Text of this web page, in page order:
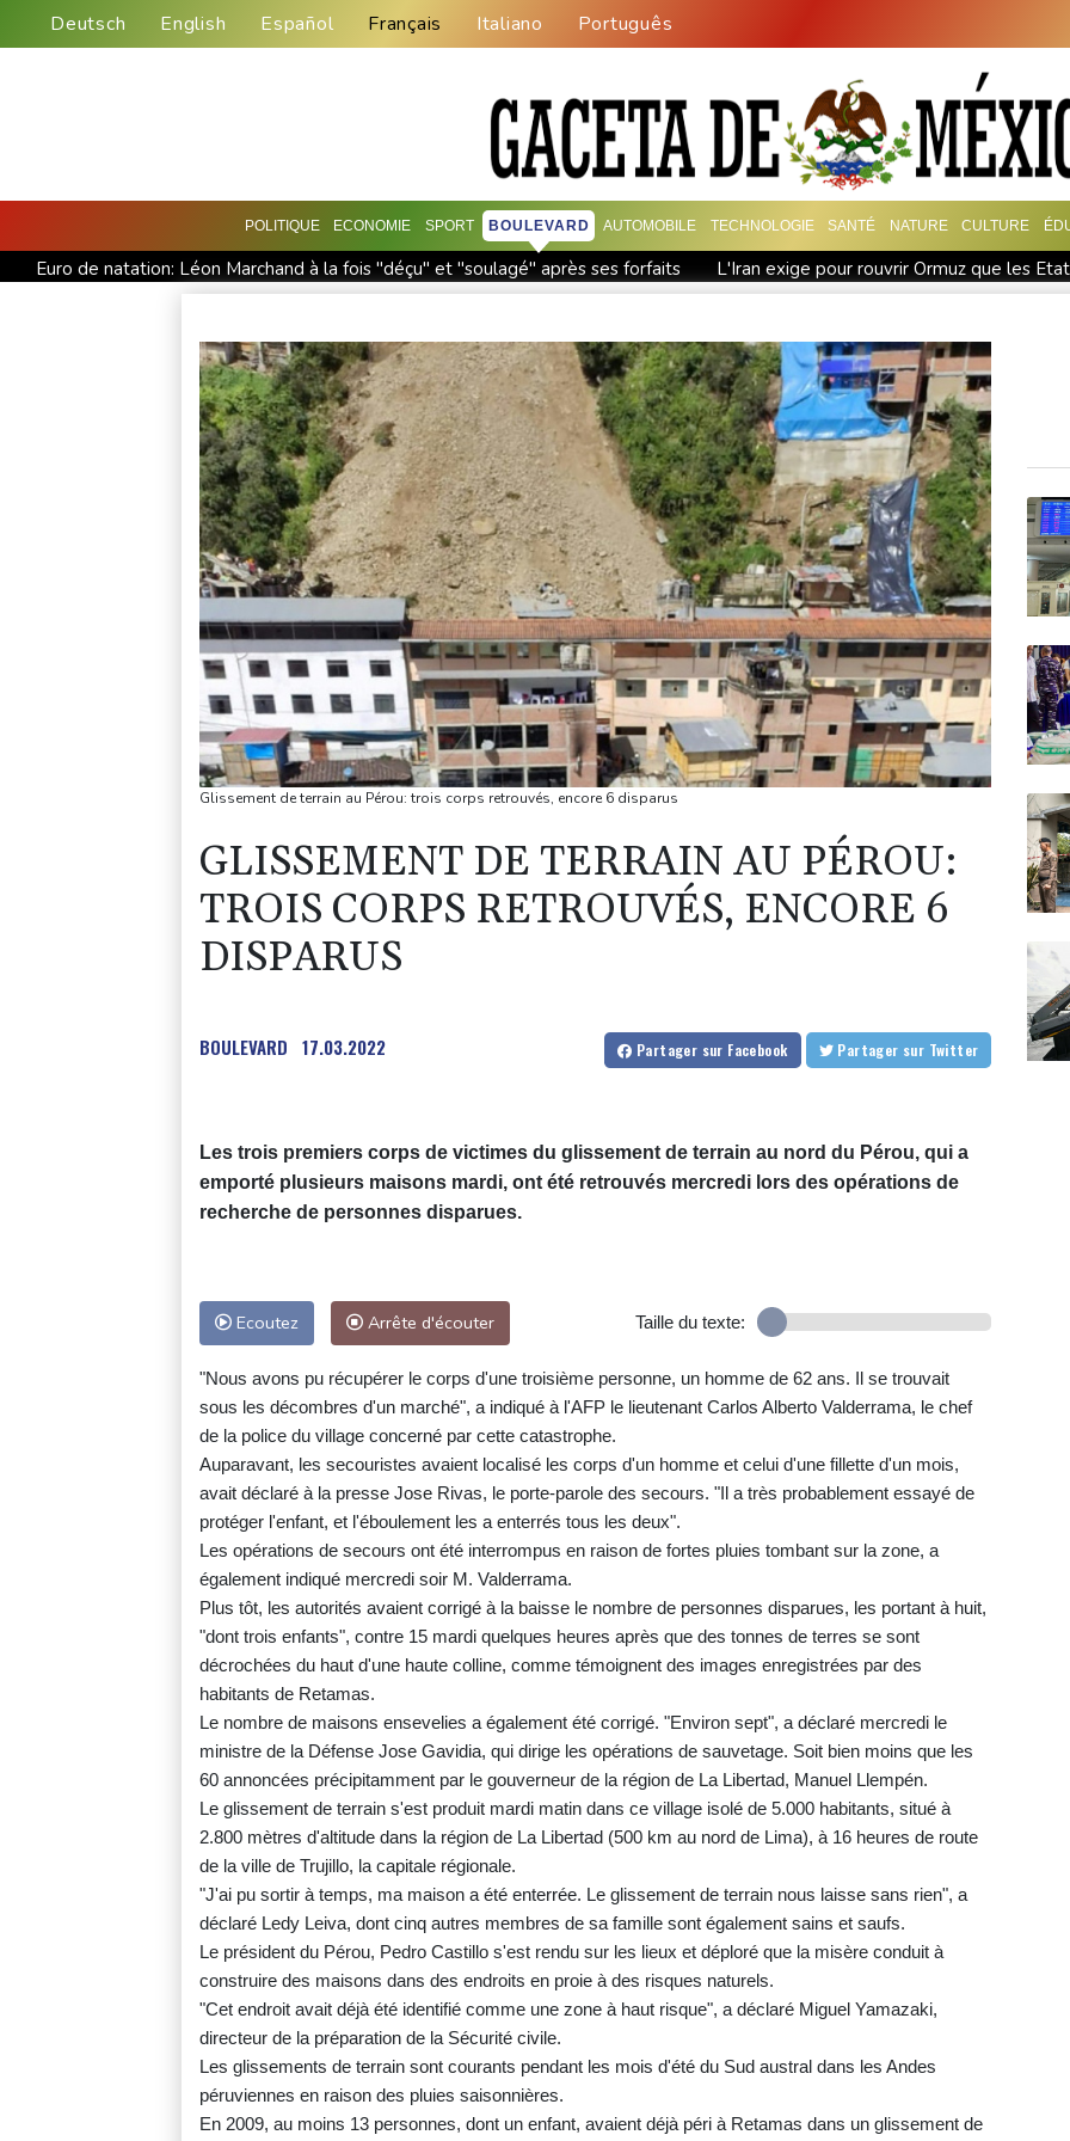
Deutsch English Español Français Italiano Português
POLITIQUE ECONOMIE SPORT BOULEVARD AUTOMOBILE TECHNOLOGIE SANTÉ NATURE CULTURE
Euro de natation: Léon Marchand à la fois "déçu" et "soulagé" après ses forfaits
L'Iran exige pour rouvrir Ormuz que les
L'Indonésie saisit 1,3 tonne de kétamine, une des plus grosses prises jamais réalisées
L'auteur de la tuerie en Thaïlande avait déjà apporté une carabine à air comprimé à l'école selon la police
Hong Kong
Des échanges de frappes font cinq morts en Ukraine et en Russie
Les éclipses, une opportunité lumineuse pour les
Japon: 81 ans après Hiroshima, le tabou de la dissuasion nucléaire vacille
Glissement de terrain au Pérou: trois corps retrouvés, encore 6 disparus
GLISSEMENT DE TERRAIN AU PÉROU:
TROIS CORPS RETROUVÉS, ENCORE 6
DISPARUS
BOULEVARD 17.03.2022 Partager sur Facebook Partager sur Twitter
Les trois premiers corps de victimes du glissement de terrain au nord du Pérou, qui a
emporté plusieurs maisons mardi, ont été retrouvés mercredi lors des opérations de
recherche de personnes disparues.
Ecoutez Arrête d'écouter Taille du texte:
"Nous avons pu récupérer le corps d'une troisième personne, un homme de 62 ans. Il se trouvait
sous les décombres d'un marché", a indiqué à l'AFP le lieutenant Carlos Alberto Valderrama, le chef
de la police du village concerné par cette catastrophe.
Auparavant, les secouristes avaient localisé les corps d'un homme et celui d'une fillette d'un mois,
avait déclaré à la presse Jose Rivas, le porte-parole des secours. "Il a très probablement essayé de
protéger l'enfant, et l'éboulement les a enterrés tous les deux".
Les opérations de secours ont été interrompus en raison de fortes pluies tombant sur la zone, a
également indiqué mercredi soir M. Valderrama.
Plus tôt, les autorités avaient corrigé à la baisse le nombre de personnes disparues, les portant à huit,
"dont trois enfants", contre 15 mardi quelques heures après que des tonnes de terres se sont
décrochées du haut d'une haute colline, comme témoignent des images enregistrées par des
habitants de Retamas.
Le nombre de maisons ensevelies a également été corrigé. "Environ sept", a déclaré mercredi le
ministre de la Défense Jose Gavidia, qui dirige les opérations de sauvetage. Soit bien moins que les
60 annoncées précipitamment par le gouverneur de la région de La Libertad, Manuel Llempén.
Le glissement de terrain s'est produit mardi matin dans ce village isolé de 5.000 habitants, situé à
2.800 mètres d'altitude dans la région de La Libertad (500 km au nord de Lima), à 16 heures de route
de la ville de Trujillo, la capitale régionale.
"J'ai pu sortir à temps, ma maison a été enterrée. Le glissement de terrain nous laisse sans rien", a
déclaré Ledy Leiva, dont cinq autres membres de sa famille sont également sains et saufs.
Le président du Pérou, Pedro Castillo s'est rendu sur les lieux et déploré que la misère conduit à
construire des maisons dans des endroits en proie à des risques naturels.
"Cet endroit avait déjà été identifié comme une zone à haut risque", a déclaré Miguel Yamazaki,
directeur de la préparation de la Sécurité civile.
Les glissements de terrain sont courants pendant les mois d'été du Sud austral dans les Andes
péruviennes en raison des pluies saisonnières.
En 2009, au moins 13 personnes, dont un enfant, avaient déjà péri à Retamas dans un glissement de